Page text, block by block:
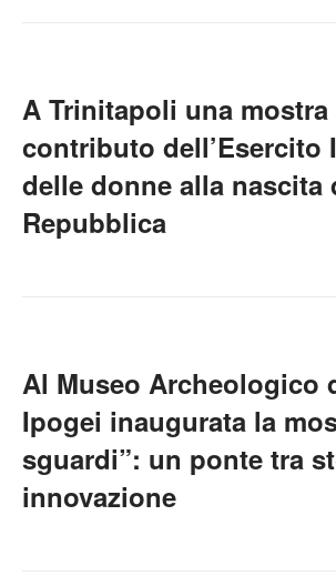
A Trinitapoli una mostra
contributo dell’Esercito
delle donne alla nascita
Repubblica
Al Museo Archeologico
Ipogei inaugurata la
sguardi”: un ponte tra
innovazione